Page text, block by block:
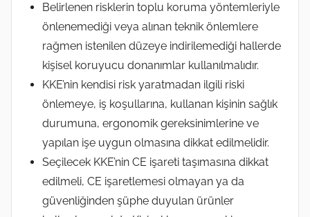
Belirlenen risklerin toplu koruma yöntemleriyle
önlenemediği veya alınan teknik önlemlere
rağmen istenilen düzeye indirilemediği hallerde
kişisel koruyucu donanımlar kullanılmalıdır.
KKE’nin kendisi risk yaratmadan ilgili riski
önlemeye, iş koşullarına, kullanan kişinin sağlık
durumuna, ergonomik gereksinimlerine ve
yapılan işe uygun olmasına dikkat edilmelidir.
Seçilecek KKE’nin CE işareti taşımasına dikkat
edilmeli, CE işaretlemesi olmayan ya da
güvenliğinden şüphe duyulan ürünler